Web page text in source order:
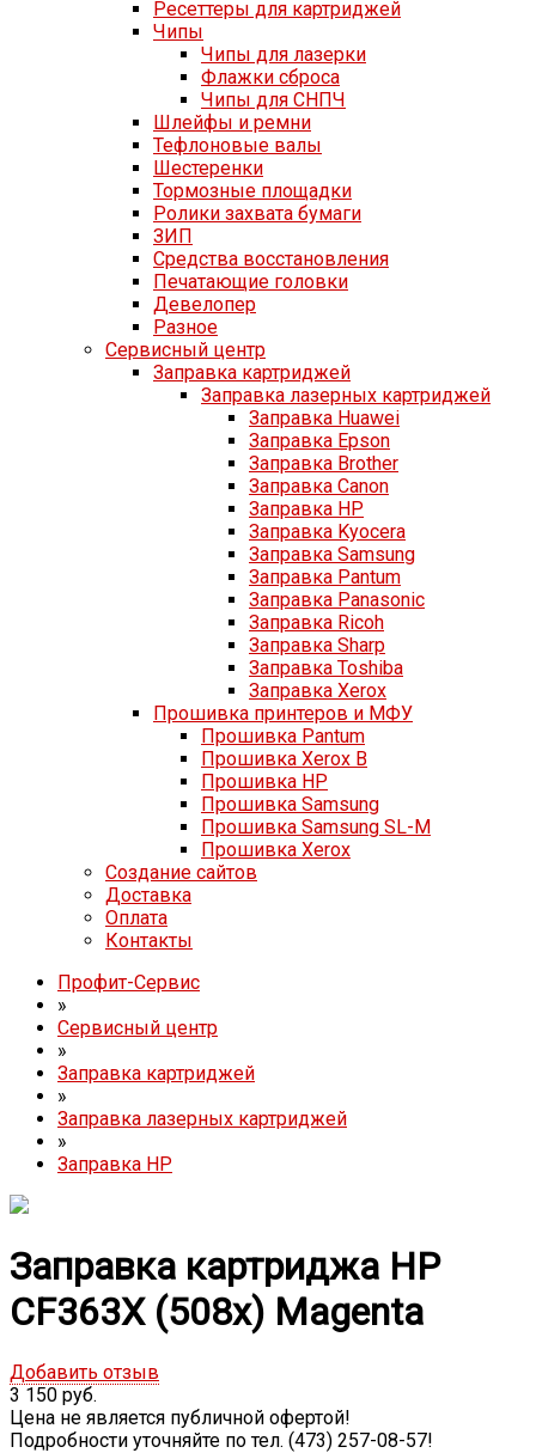
Ресеттеры для картриджей
Чипы
Чипы для лазерки
Флажки сброса
Чипы для СНПЧ
Шлейфы и ремни
Тефлоновые валы
Шестеренки
Тормозные площадки
Ролики захвата бумаги
ЗИП
Средства восстановления
Печатающие головки
Девелопер
Разное
Сервисный центр
Заправка картриджей
Заправка лазерных картриджей
Заправка Huawei
Заправка Epson
Заправка Brother
Заправка Canon
Заправка HP
Заправка Kyocera
Заправка Samsung
Заправка Pantum
Заправка Panasonic
Заправка Ricoh
Заправка Sharp
Заправка Toshiba
Заправка Xerox
Прошивка принтеров и МФУ
Прошивка Pantum
Прошивка Xerox B
Прошивка HP
Прошивка Samsung
Прошивка Samsung SL-M
Прошивка Xerox
Создание сайтов
Доставка
Оплата
Контакты
Профит-Сервис
»
Сервисный центр
»
Заправка картриджей
»
Заправка лазерных картриджей
»
Заправка HP
Заправка картриджа HP
CF363X (508x) Magenta
Добавить отзыв
3 150 руб.
Цена не является публичной офертой!
Подробности уточняйте по тел. (473) 257-08-57!